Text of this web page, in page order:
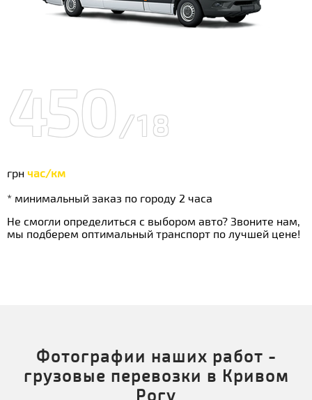
450/18
грн час/км
* минимальный заказ по городу 2 часа
Не смогли определиться с выбором авто? Звоните нам,
мы подберем оптимальный транспорт по лучшей цене!
Фотографии наших работ -
грузовые перевозки в Кривом
Рогу